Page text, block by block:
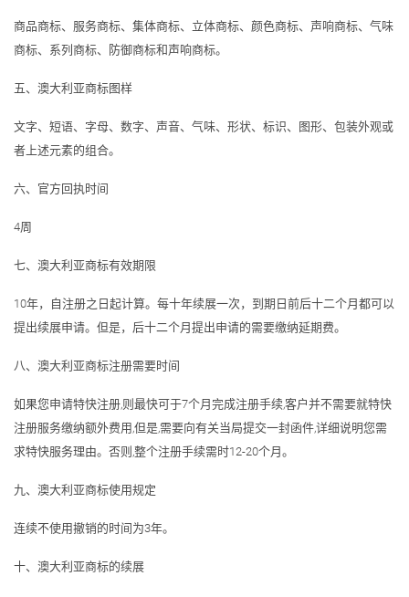
商品商标、服务商标、集体商标、立体商标、颜色商标、声响商标、气味
商标、系列商标、防御商标和声响商标。
五、澳大利亚商标图样
文字、短语、字母、数字、声音、气味、形状、标识、图形、包装外观或
者上述元素的组合。
六、官方回执时间
4周
七、澳大利亚商标有效期限
10年，自注册之日起计算。每十年续展一次，到期日前后十二个月都可以
提出续展申请。但是，后十二个月提出申请的需要缴纳延期费。
八、澳大利亚商标注册需要时间
如果您申请特快注册,则最快可于7个月完成注册手续,客户并不需要就特快
注册服务缴纳额外费用,但是,需要向有关当局提交一封函件,详细说明您需
求特快服务理由。否则,整个注册手续需时12-20个月。
九、澳大利亚商标使用规定
连续不使用撤销的时间为3年。
十、澳大利亚商标的续展